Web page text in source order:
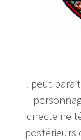
Il peut
directe ne
postérieurs